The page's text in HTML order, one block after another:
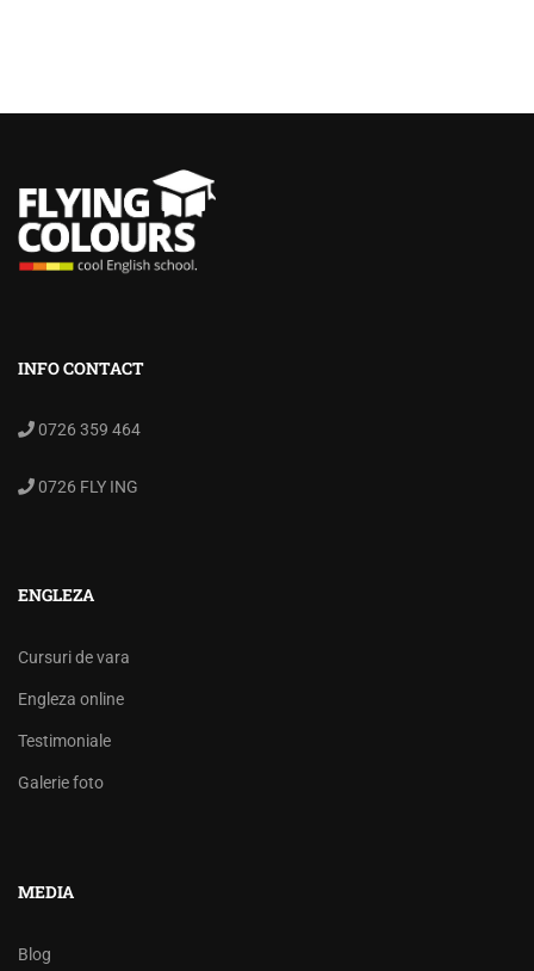
INFO CONTACT
0726 359 464
0726 FLY ING
ENGLEZA
Cursuri de vara
Engleza online
Testimoniale
Galerie foto
MEDIA
Blog